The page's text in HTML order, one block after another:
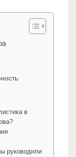
в
руководили